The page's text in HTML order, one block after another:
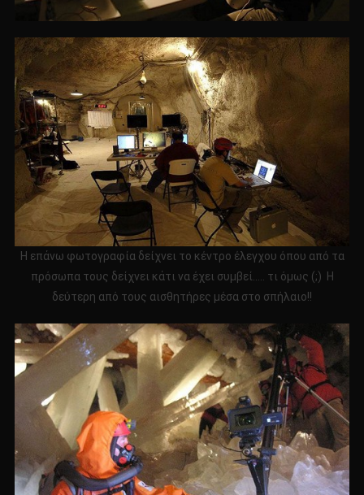
Η επάνω φωτογραφία δείχνει το κέντρο έλεγχου όπου από τα
πρόσωπα τους δείχνει κάτι να έχει συμβεί….. τι όμως (;) Η
δεύτερη από τους αισθητήρες μέσα στο σπήλαιο!!